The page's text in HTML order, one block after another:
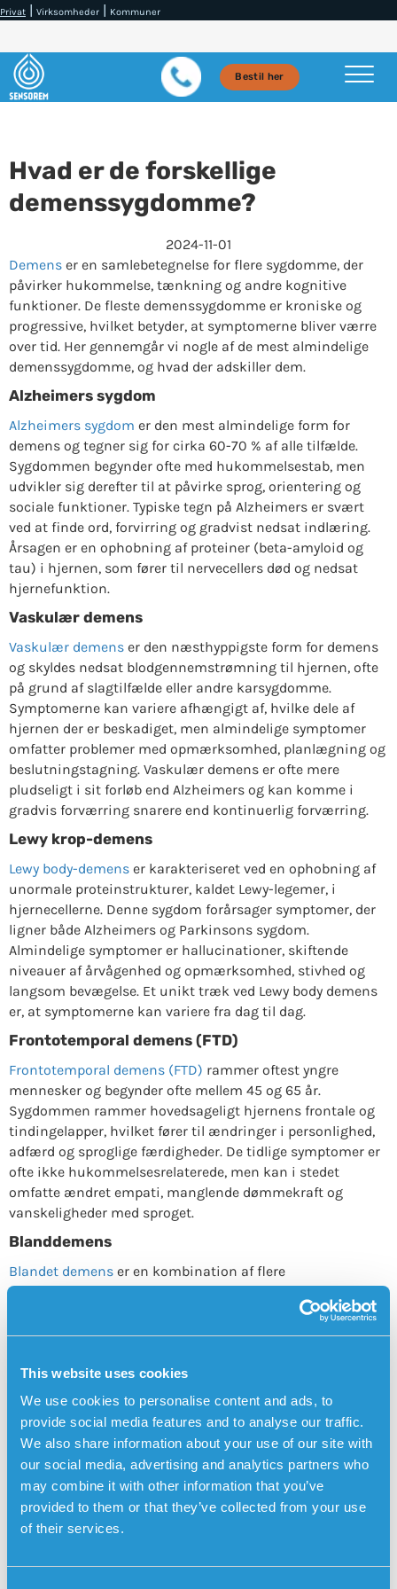
This website uses cookies
We use cookies to personalise content and ads, to
provide social media features and to analyse our traffic.
We also share information about your use of our site with
our social media, advertising and analytics partners who
may combine it with other information that you’ve
provided to them or that they’ve collected from your use
of their services.
Privat | Virksomheder | Kommuner
Bestil her
Hvad er de forskellige
demenssygdomme?
2024-11-01
Demenser en samlebetegnelse for flere sygdomme, der
påvirker hukommelse, tænkning og andre kognitive
funktioner. De fleste demenssygdomme er kroniske og
progressive, hvilket betyder, at symptomerne bliver værre
over tid. Her gennemgår vi nogle af de mest almindelige
demenssygdomme, og hvad der adskiller dem.
Alzheimers sygdom
Alzheimers sygdom er den mest almindelige form for
demens og tegner sig for cirka 60-70 % af alle tilfælde.
Sygdommen begynder ofte med hukommelsestab, men
udvikler sig derefter til at påvirke sprog, orientering og
sociale funktioner. Typiske tegn på Alzheimers er svært
ved at finde ord, forvirring og gradvist nedsat indlæring.
Årsagen er en ophobning af proteiner (beta-amyloid og
tau) i hjernen, som fører til nervecellers død og nedsat
hjernefunktion.
Vaskulær demens
Vaskulær demenser den næsthyppigste form for demens
og skyldes nedsat blodgennemstrømning til hjernen, ofte
på grund af slagtilfælde eller andre karsygdomme.
Symptomerne kan variere afhængigt af, hvilke dele af
hjernen der er beskadiget, men almindelige symptomer
omfatter problemer med opmærksomhed, planlægning og
beslutningstagning. Vaskulær demens er ofte mere
pludseligt i sit forløb end Alzheimers og kan komme i
gradvis forværring snarere end kontinuerlig forværring.
Lewy krop-demens
Lewy body-demenser karakteriseret ved en ophobning af
unormale proteinstrukturer, kaldet Lewy-legemer, i
hjernecellerne. Denne sygdom forårsager symptomer, der
ligner både Alzheimers og Parkinsons sygdom.
Almindelige symptomer er hallucinationer, skiftende
niveauer af årvågenhed og opmærksomhed, stivhed og
langsom bevægelse. Et unikt træk ved Lewy body demens
er, at symptomerne kan variere fra dag til dag.
Frontotemporal demens (FTD)
Frontotemporal demens (FTD) rammer oftest yngre
mennesker og begynder ofte mellem 45 og 65 år.
Sygdommen rammer hovedsageligt hjernens frontale og
tindingelapper, hvilket fører til ændringer i personlighed,
adfærd og sproglige færdigheder. De tidlige symptomer er
ofte ikke hukommelsesrelaterede, men kan i stedet
omfatte ændret empati, manglende dømmekraft og
vanskeligheder med sproget.
Blanddemens
Blandet demenser en kombination af flere
demenssygdomme, oftest Alzheimers og vaskulær
demens. Symptomerne kan være varierende og påvirke
flere kognitive funktioner. Blandet demens er mere
ved at udelukke andre typer demens.
Sensorems smartur har GPS-positionering,
medicinpåmindelser og automatisk faldalarm
Sensorems smarturer et eksempel på et teknisk
hjælpemiddel specielt udviklet til mennesker med
demens. Uret fungerer udendørs og har indbygget GPS-
positionering, så pårørende kan se brugerens position på
et kort i Sensorem-appen. Pårørende får automatisk